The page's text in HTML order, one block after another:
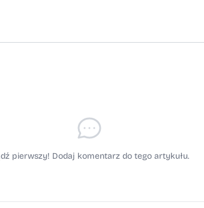
pierwszy! Dodaj komentarz do tego artykułu.